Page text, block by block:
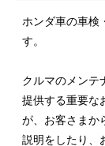
ホンダ車の車検
す。
クルマのメンテ
提供する重要な
が、お客さまか
説明をしたり、